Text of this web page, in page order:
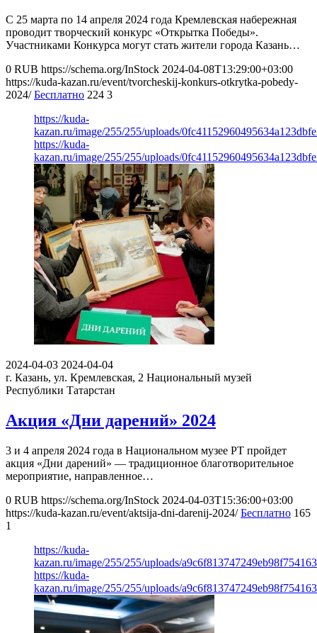
С 25 марта по 14 апреля 2024 года Кремлевская набережная
проводит творческий конкурс «Открытка Победы».
Участниками Конкурса могут стать жители города Казань…
0 RUB https://schema.org/InStock 2024-04-08T13:29:00+03:00
https://kuda-kazan.ru/event/tvorcheskij-konkurs-otkrytka-pobedy-
2024/ Бесплатно 224 3
https://kuda-
kazan.ru/image/255/255/uploads/
https://kuda-
kazan.ru/image/255/255/uploads/
2024-04-03 2024-04-04
г. Казань, ул. Кремлевская, 2 Национальный музей
Республики Татарстан
Акция «Дни дарений» 2024
3 и 4 апреля 2024 года в Национальном музее РТ пройдет
акция «Дни дарений» — традиционное благотворительное
мероприятие, направленное…
0 RUB https://schema.org/InStock 2024-04-03T15:36:00+03:00
https://kuda-kazan.ru/event/aktsija-dni-darenij-2024/ Бесплатно 165
1
https://kuda-
kazan.ru/image/255/255/uploads/
https://kuda-
kazan.ru/image/255/255/uploads/